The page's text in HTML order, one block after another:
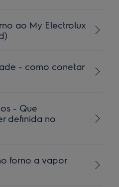
ao My Electrolux
- como conetar
- Que
definida no
forno a vapor